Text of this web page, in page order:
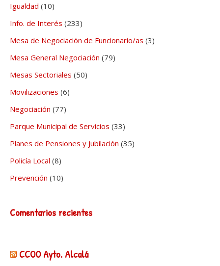
Igualdad (10)
Info. de Interés (233)
Mesa de Negociación de Funcionario/as (3)
Mesa General Negociación (79)
Mesas Sectoriales (50)
Movilizaciones (6)
Negociación (77)
Parque Municipal de Servicios (33)
Planes de Pensiones y Jubilación (35)
Policía Local (8)
Prevención (10)
Comentarios recientes
CCOO Ayto. Alcalá